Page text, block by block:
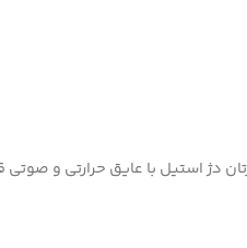
دژ استیل با عایق حرارتی و